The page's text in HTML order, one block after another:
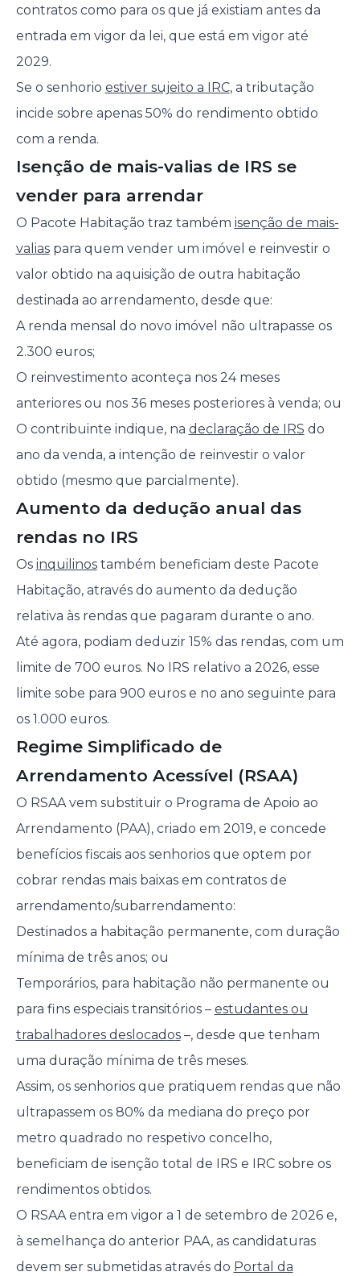
contratos como para os que já existiam antes da
entrada em vigor da lei, que está em vigor até
2029.
Se o senhorio estiver sujeito a IRC, a tributação
incide sobre apenas 50% do rendimento obtido
com a renda.
Isenção de mais-valias de IRS se
vender para arrendar
O Pacote Habitação traz também isenção de mais-
valiaspara quem vender um imóvel e reinvestir o
valor obtido na aquisição de outra habitação
destinada ao arrendamento, desde que:
A renda mensal do novo imóvel não ultrapasse os
2.300 euros;
O reinvestimento aconteça nos 24 meses
anteriores ou nos 36 meses posteriores à venda; ou
O contribuinte indique, na declaração de IRS do
ano da venda, a intenção de reinvestir o valor
obtido (mesmo que parcialmente).
Aumento da dedução anual das
rendas no IRS
Os inquilinostambém beneficiam deste Pacote
Habitação, através do aumento da dedução
relativa às rendas que pagaram durante o ano.
Até agora, podiam deduzir 15% das rendas, com um
limite de 700 euros. No IRS relativo a 2026, esse
limite sobe para 900 euros e no ano seguinte para
os 1.000 euros.
Regime Simplificado de
Arrendamento Acessível (RSAA)
O RSAA vem substituir o Programa de Apoio ao
Arrendamento (PAA), criado em 2019, e concede
benefícios fiscais aos senhorios que optem por
cobrar rendas mais baixas em contratos de
arrendamento/subarrendamento:
Destinados a habitação permanente, com duração
mínima de três anos; ou
Temporários, para habitação não permanente ou
para fins especiais transitórios – estudantes ou
trabalhadores deslocados–, desde que tenham
uma duração mínima de três meses.
Assim, os senhorios que pratiquem rendas que não
ultrapassem os 80% da mediana do preço por
metro quadrado no respetivo concelho,
beneficiam de isenção total de IRS e IRC sobre os
rendimentos obtidos.
O RSAA entra em vigor a 1 de setembro de 2026 e,
à semelhança do anterior PAA, as candidaturas
devem ser submetidas através do Portal da